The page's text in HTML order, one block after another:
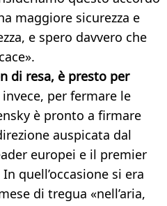
maggiore sicurezza e
e spero davvero che
di resa, è presto per
per fermare le
è pronto a firmare
auspicata dal
europei e il premier
quell’occasione si era
di tregua «nell’aria,